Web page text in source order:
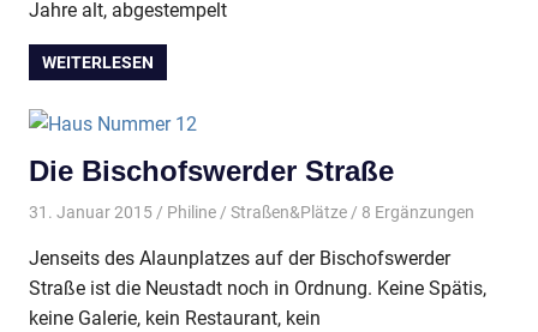
Jahre alt, abgestempelt
WEITERLESEN
Die Bischofswerder Straße
31. Januar 2015 Philine Straßen&Plätze/ 8 Ergänzungen
Jenseits des Alaunplatzes auf der Bischofswerder
Straße ist die Neustadt noch in Ordnung. Keine Spätis,
keine Galerie, kein Restaurant, kein